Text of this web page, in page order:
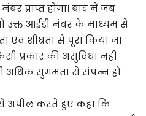
प्राप्त होगा। बाद में जब
उक्त आईडी नंबर के माध्यम से
एवं शीघ्रता से पूरा किया जा
प्रकार की असुविधा नहीं
अधिक सुगमता से संपन्न हो
से अपील करते हुए कहा कि